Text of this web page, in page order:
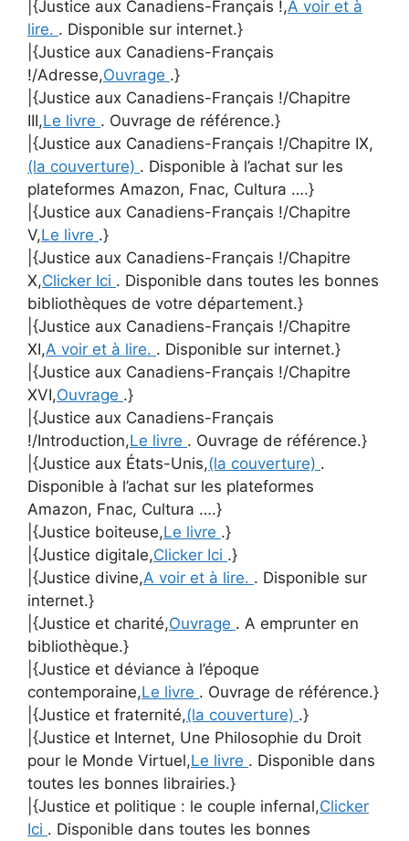
|{Justice aux Canadiens-Français !,A voir et à
lire. . Disponible sur internet.}
|{Justice aux Canadiens-Français
!/Adresse,Ouvrage .}
|{Justice aux Canadiens-Français !/Chapitre
III,Le livre . Ouvrage de référence.}
|{Justice aux Canadiens-Français !/Chapitre IX,
(la couverture) . Disponible à l’achat sur les
plateformes Amazon, Fnac, Cultura ….}
|{Justice aux Canadiens-Français !/Chapitre
V,Le livre .}
|{Justice aux Canadiens-Français !/Chapitre
X,Clicker Ici . Disponible dans toutes les bonnes
bibliothèques de votre département.}
|{Justice aux Canadiens-Français !/Chapitre
XI,A voir et à lire. . Disponible sur internet.}
|{Justice aux Canadiens-Français !/Chapitre
XVI,Ouvrage .}
|{Justice aux Canadiens-Français
!/Introduction,Le livre . Ouvrage de référence.}
|{Justice aux États-Unis,(la couverture) .
Disponible à l’achat sur les plateformes
Amazon, Fnac, Cultura ….}
|{Justice boiteuse,Le livre .}
|{Justice digitale,Clicker Ici .}
|{Justice divine,A voir et à lire. . Disponible sur
internet.}
|{Justice et charité,Ouvrage . A emprunter en
bibliothèque.}
|{Justice et déviance à l’époque
contemporaine,Le livre . Ouvrage de référence.}
|{Justice et fraternité,(la couverture) .}
|{Justice et Internet, Une Philosophie du Droit
pour le Monde Virtuel,Le livre . Disponible dans
toutes les bonnes librairies.}
|{Justice et politique : le couple infernal,Clicker
Ici . Disponible dans toutes les bonnes